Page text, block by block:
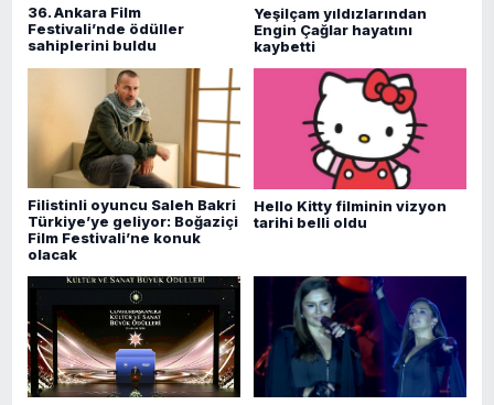
36. Ankara Film
Festivali’nde ödüller
sahiplerini buldu
Yeşilçam yıldızlarından
Engin Çağlar hayatını
kaybetti
Filistinli oyuncu Saleh Bakri
Türkiye’ye geliyor: Boğaziçi
Film Festivali’ne konuk
olacak
Hello Kitty filminin vizyon
tarihi belli oldu